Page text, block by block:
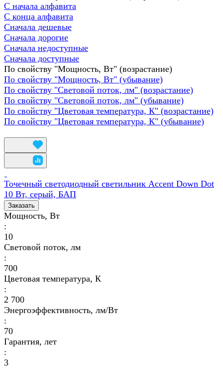
С начала алфавита
С конца алфавита
Сначала дешевые
Сначала дорогие
Сначала недоступные
Сначала доступные
По свойству "Мощность, Вт" (возрастание)
По свойству "Мощность, Вт" (убывание)
По свойству "Световой поток, лм" (возрастание)
По свойству "Световой поток, лм" (убывание)
По свойству "Цветовая температура, К" (возрастание)
По свойству "Цветовая температура, К" (убывание)
Точечный светодиодный светильник Accent Down Dot
10 Вт, серый, БАП
Заказать
Мощность, Вт
:
10
Световой поток, лм
:
700
Цветовая температура, К
:
2 700
Энергоэффективность, лм/Вт
:
70
Гарантия, лет
:
3